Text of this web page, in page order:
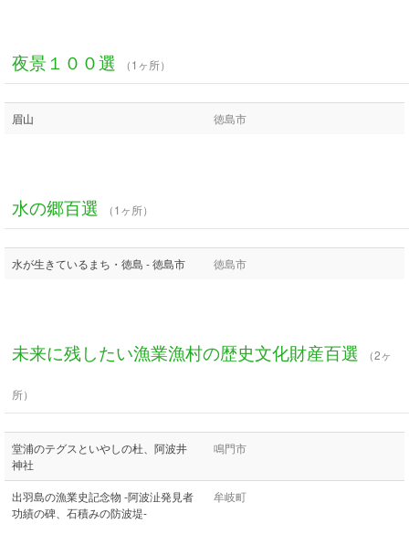
夜景１００選 （1ヶ所）
眉山 徳島市
水の郷百選 （1ヶ所）
水が生きているまち・徳島 - 徳島市 徳島市
未来に残したい漁業漁村の歴史文化財産百選 （2ヶ
所）
堂浦のテグスといやしの杜、阿波井
神社
鳴門市
出羽島の漁業史記念物 -阿波沚発見者
功績の碑、石積みの防波堤-
牟岐町